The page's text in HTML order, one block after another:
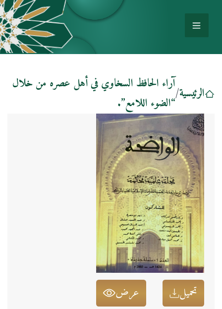
الرئيسية/
آراء الحافظ السخاوي في أهل عصره من خلال
“الضوء اللامع”.
تحميل
عرض